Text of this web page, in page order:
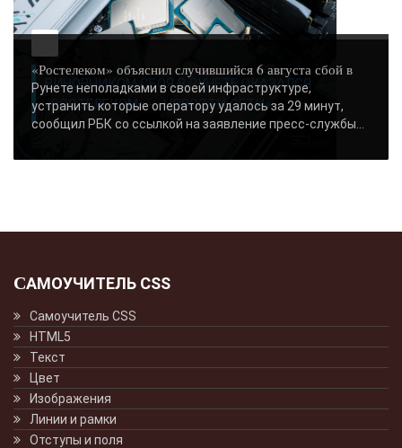
ВИНОВНИКОМ СБОЯ В РУНЕТЕ ОКАЗАЛСЯ
«РОСТЕЛЕКОМ» - «НОВОСТИ СЕТИ»..
«Ростелеком» объяснил случившийся 6 августа сбой в
Рунете неполадками в своей инфраструктуре,
устранить которые оператору удалось за 29 минут,
сообщил РБК со ссылкой на заявление пресс-службы...
САМОУЧИТЕЛЬ CSS
Самоучитель CSS
HTML5
Текст
Цвет
Изображения
Линии и рамки
Отступы и поля